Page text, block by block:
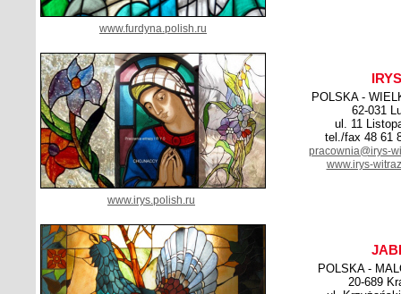
www.furdyna.polish.ru
IRYS
POLSKA -
62-031
ul. 11
tel./fax 48 61
pracownia@irys-
www.irys-
www.irys.polish.ru
JABI
POLSKA -
20-689